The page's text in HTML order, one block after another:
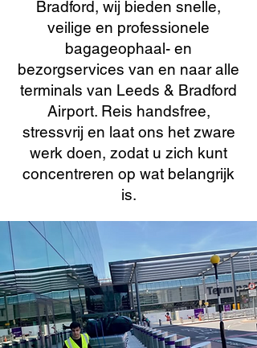
Bradford, wij bieden snelle,
veilige en professionele
bagageophaal- en
bezorgservices van en naar alle
terminals van Leeds & Bradford
Airport. Reis handsfree,
stressvrij en laat ons het zware
werk doen, zodat u zich kunt
concentreren op wat belangrijk
is.